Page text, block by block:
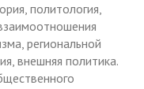
политология,
региональной
внешняя политика.